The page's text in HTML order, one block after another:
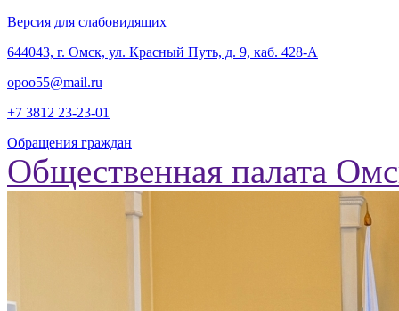
Версия для слабовидящих
‎644043, г. Омск, ул. Красный Путь, д. 9, каб. 428-А
opoo55@mail.ru
+7 3812 23-23-01
Обращения граждан
Общественная палата